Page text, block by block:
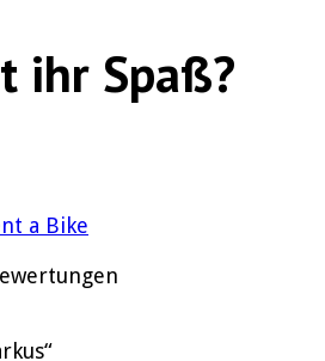
ihr Spaß?
a Bike